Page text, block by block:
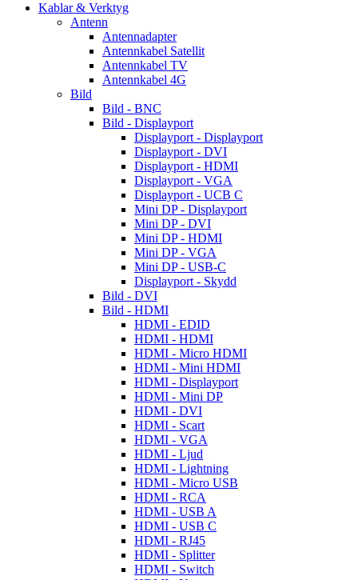
Kablar & Verktyg
Antenn
Antennadapter
Antennkabel Satellit
Antennkabel TV
Antennkabel 4G
Bild
Bild - BNC
Bild - Displayport
Displayport - Displayport
Displayport - DVI
Displayport - HDMI
Displayport - VGA
Displayport - UCB C
Mini DP - Displayport
Mini DP - DVI
Mini DP - HDMI
Mini DP - VGA
Mini DP - USB-C
Displayport - Skydd
Bild - DVI
Bild - HDMI
HDMI - EDID
HDMI - HDMI
HDMI - Micro HDMI
HDMI - Mini HDMI
HDMI - Displayport
HDMI - Mini DP
HDMI - DVI
HDMI - Scart
HDMI - VGA
HDMI - Ljud
HDMI - Lightning
HDMI - Micro USB
HDMI - RCA
HDMI - USB A
HDMI - USB C
HDMI - RJ45
HDMI - Splitter
HDMI - Switch